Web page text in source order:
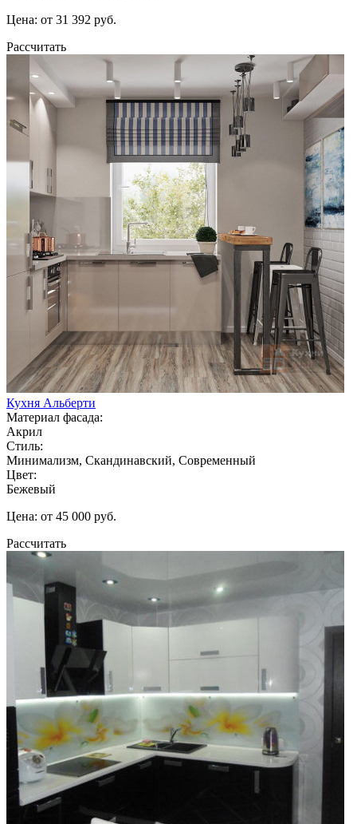
Цена: от 31 392 руб.
Рассчитать
Кухня Альберти
Материал фасада:
Акрил
Стиль:
Минимализм, Скандинавский, Современный
Цвет:
Бежевый
Цена: от 45 000 руб.
Рассчитать